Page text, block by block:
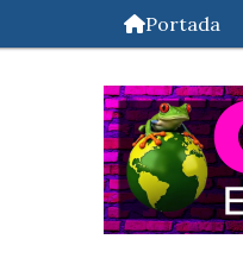
Portada